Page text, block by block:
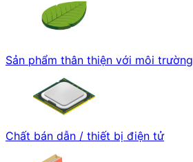
Sản phẩm thân thiện với môi trường
Chất bán dẫn / thiết bị điện tử